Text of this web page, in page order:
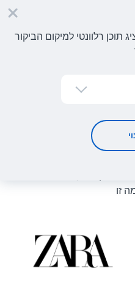
תוכן רלוונטי למיקום הביקור
זו